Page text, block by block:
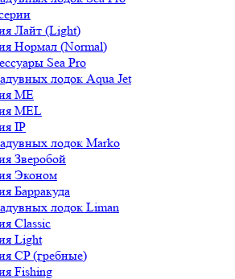
Лайт (Light)
Нормал (Normal)
Sea Pro
лодок Aqua Jet
ME
MEL
IP
лодок Marko
Зверобой
Эконом
Барракуда
лодок Liman
Classic
Light
CP (гребные)
Fishing